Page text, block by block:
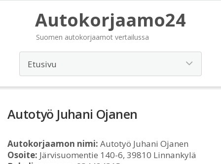
Autokorjaamo24
Suomen autokorjaamot vertailussa
Autotyö Juhani Ojanen
Autokorjaamon nimi: Autotyö Juhani Ojanen
Osoite: Järvisuomentie 140-6, 39810 Linnankylä